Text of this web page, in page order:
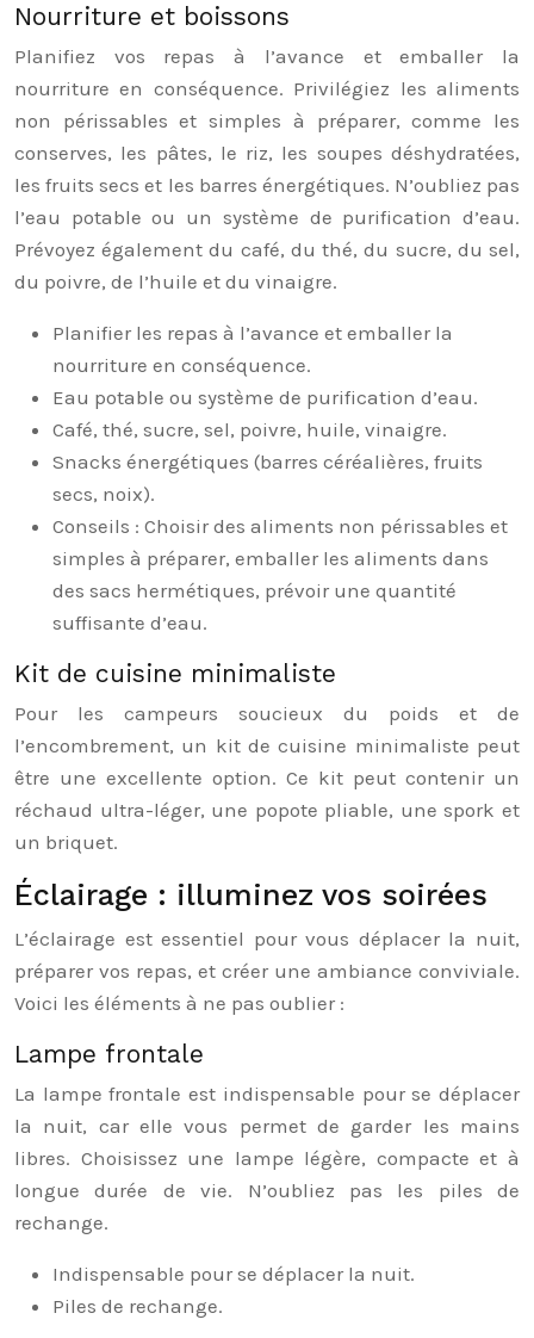
Nourriture et boissons
Planifiez vos repas à l’avance et emballer la
nourriture en conséquence. Privilégiez les aliments
non périssables et simples à préparer, comme les
conserves, les pâtes, le riz, les soupes déshydratées,
les fruits secs et les barres énergétiques. N’oubliez pas
l’eau potable ou un système de purification d’eau.
Prévoyez également du café, du thé, du sucre, du sel,
du poivre, de l’huile et du vinaigre.
Planifier les repas à l’avance et emballer la
nourriture en conséquence.
Eau potable ou système de purification d’eau.
Café, thé, sucre, sel, poivre, huile, vinaigre.
Snacks énergétiques (barres céréalières, fruits
secs, noix).
Conseils : Choisir des aliments non périssables et
simples à préparer, emballer les aliments dans
des sacs hermétiques, prévoir une quantité
suffisante d’eau.
Kit de cuisine minimaliste
Pour les campeurs soucieux du poids et de
l’encombrement, un kit de cuisine minimaliste peut
être une excellente option. Ce kit peut contenir un
réchaud ultra-léger, une popote pliable, une spork et
un briquet.
Éclairage : illuminez vos soirées
L’éclairage est essentiel pour vous déplacer la nuit,
préparer vos repas, et créer une ambiance conviviale.
Voici les éléments à ne pas oublier :
Lampe frontale
La lampe frontale est indispensable pour se déplacer
la nuit, car elle vous permet de garder les mains
libres. Choisissez une lampe légère, compacte et à
longue durée de vie. N’oubliez pas les piles de
rechange.
Indispensable pour se déplacer la nuit.
Piles de rechange.